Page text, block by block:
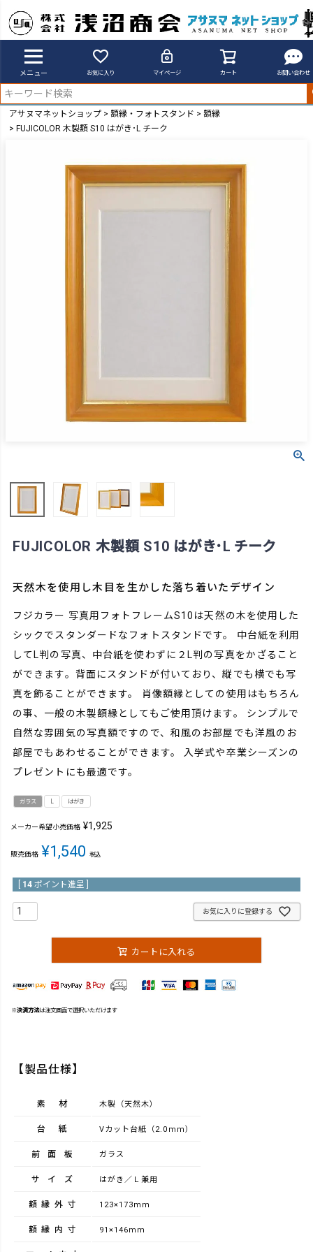
メニュー お気に入り マイページ カート お問い合わせ
アサヌマネットショップ 額縁・フォトスタンド
額縁
FUJICOLOR 木製額 S10 はがき･L チーク
FUJICOLOR 木製額 S10 はがき･L チーク
天然木を使用し木目を生かした落ち着いたデザイン
フジカラー 写真用フォトフレームS10は天然の木を使用した
シックでスタンダードなフォトスタンドです。 中台紙を利用
してL判の写真、中台紙を使わずに２L判の写真をかざること
ができます。背面にスタンドが付いており、縦でも横でも写
真を飾ることができます。 肖像額縁としての使用はもちろん
の事、一般の木製額縁としてもご使用頂けます。 シンプルで
自然な雰囲気の写真額ですので、和風のお部屋でも洋風のお
部屋でもあわせることができます。 入学式や卒業シーズンの
プレゼントにも最適です。
ガラス L はがき
メーカー希望小売価格 ¥1,925
販売価格 ¥1,540 税込
14 ポイント進呈 ]
お気に入りに登録する
カートに入れる
※決済方法は注文画面で選択いただけます
【製品仕様】
素材 木製（天然木）
台紙 Vカット台紙（2.0mm）
前面板 ガラス
サイズ はがき／Ｌ兼用
額縁外寸 123×173mm
額縁内寸 91×146mm